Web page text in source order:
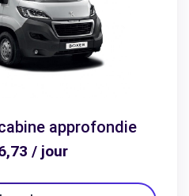
approfondie
/ jour